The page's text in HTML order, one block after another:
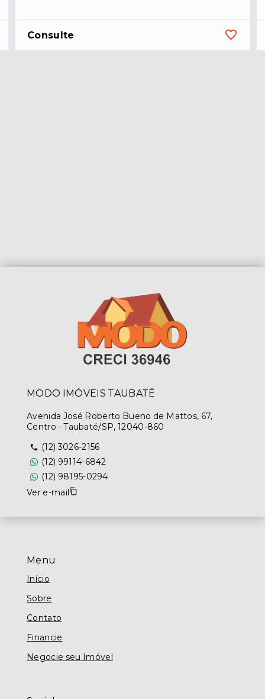
Consulte
Menu
Início
Sobre
Contato
Financie
Negocie seu Imóvel
MODO IMÓVEIS TAUBATÉ
Avenida José Roberto Bueno de Mattos, 67,
Centro - Taubaté/SP, 12040-860
(12) 3026-2156
(12) 99114-6842
(12) 98195-0294
Ver e-mail